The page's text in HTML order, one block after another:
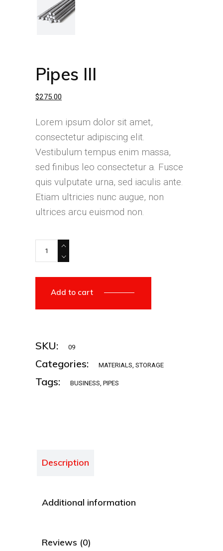
Pipes III
$275.00
Lorem ipsum dolor sit amet,
consectetur adipiscing elit.
Vestibulum tempus enim massa,
sed finibus leo consectetur a. Fusce
quis vulputate urna, sed iaculis ante.
Etiam ultricies nunc augue, non
ultrices arcu euismod non.
Add to cart
SKU: 09
Categories: MATERIALS STORAGE
Tags: BUSINESS PIPES
Description
Additional information
Reviews (0)